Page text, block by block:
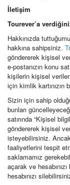
İletişim
Tourever’a
Hakkınızda
hakkına sahipsiniz.
göndererek kişisel
e-postanızın konu
kişilerin kişisel
için kimlik kartınızın
Sizin için sahip
bunları
satırında “Kişisel
göndererek kişisel
isteyebilirsiniz.
faaliyetlerini tespit
saklamamız
açarak ve
hesabınızı